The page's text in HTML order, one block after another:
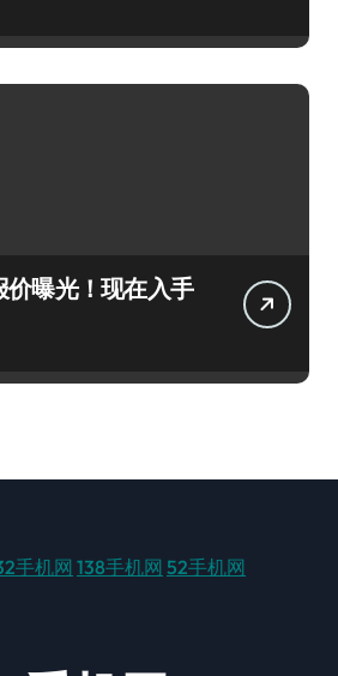
曝光！现在入手
手机网138手机网 52手机网